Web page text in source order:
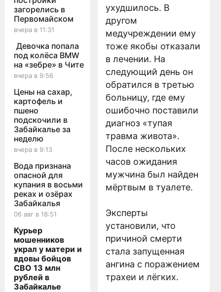
загорелись в
Первомайском
вчера в 11:31
Девочка попала
под колёса BMW
на «зебре» в Чите
вчера в 9:56
Цены на сахар,
картофель и
пшено
подскочили в
Забайкалье за
неделю
вчера в 9:13
Вода признана
опасной для
купания в восьми
реках и озёрах
Забайкалья
06 авг в 18:51
Курьер
мошенников
украл у матери и
вдовы бойцов
СВО 13 млн
рублей в
Забайкалье
ухудшилось. В
другом
медучреждении ему
тоже якобы отказали
в лечении. На
следующий день он
обратился в третью
больницу, где ему
ошибочно поставили
диагноз «тупая
травма живота».
После нескольких
часов ожидания
мужчина был найден
мёртвым в туалете.
Эксперты
установили, что
причиной смерти
стала запущенная
ангина с поражением
трахеи и лёгких.